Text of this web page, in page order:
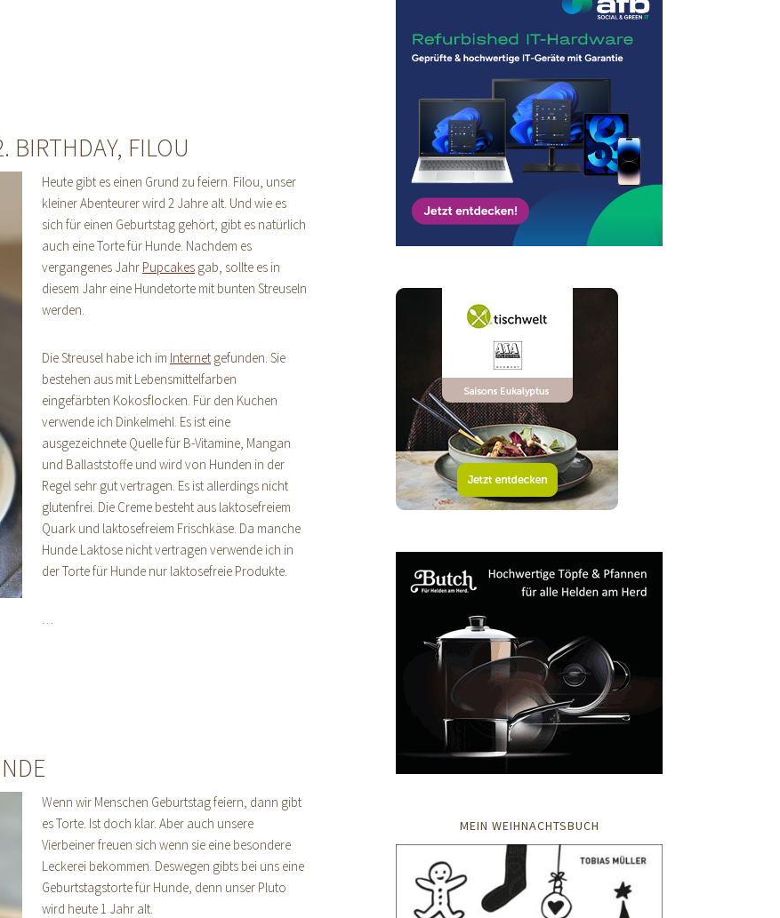
BIRTHDAY, FILOU
Heute gibt es einen Grund zu feiern. Filou, unser
kleiner Abenteurer wird 2 Jahre alt. Und wie es
sich für einen Geburtstag gehört, gibt es natürlich
auch eine Torte für Hunde. Nachdem es
vergangenes Jahr Pupcakes gab, sollte es in
diesem Jahr eine Hundetorte mit bunten Streuseln
werden.
Die Streusel habe ich im Internet gefunden. Sie
bestehen aus mit Lebensmittelfarben
eingefärbten Kokosflocken. Für den Kuchen
verwende ich Dinkelmehl. Es ist eine
ausgezeichnete Quelle für B-Vitamine, Mangan
und Ballaststoffe und wird von Hunden in der
Regel sehr gut vertragen. Es ist allerdings nicht
glutenfrei. Die Creme besteht aus laktosefreiem
Quark und laktosefreiem Frischkäse. Da manche
Hunde Laktose nicht vertragen verwende ich in
der Torte für Hunde nur laktosefreie Produkte.
…
Wenn wir Menschen Geburtstag feiern, dann gibt
es Torte. Ist doch klar. Aber auch unsere
Vierbeiner freuen sich wenn sie eine besondere
Leckerei bekommen. Deswegen gibts bei uns eine
Geburtstagstorte für Hunde, denn unser Pluto
wird heute 1 Jahr alt.
MEIN WEIHNACHTSBUCH